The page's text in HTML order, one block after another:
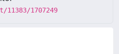
1707249